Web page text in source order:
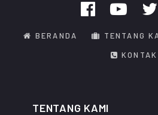
BERANDA TENTANG
KONTAK
TENTANG KAMI